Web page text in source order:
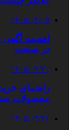
۱۴۰۵/۰۴/۰۵
اهمیت آگهی
در صنعت
۱۴۰۵/۰۳/۳۰
راهنمای
محصولات
۱۴۰۵/۰۳/۲۱